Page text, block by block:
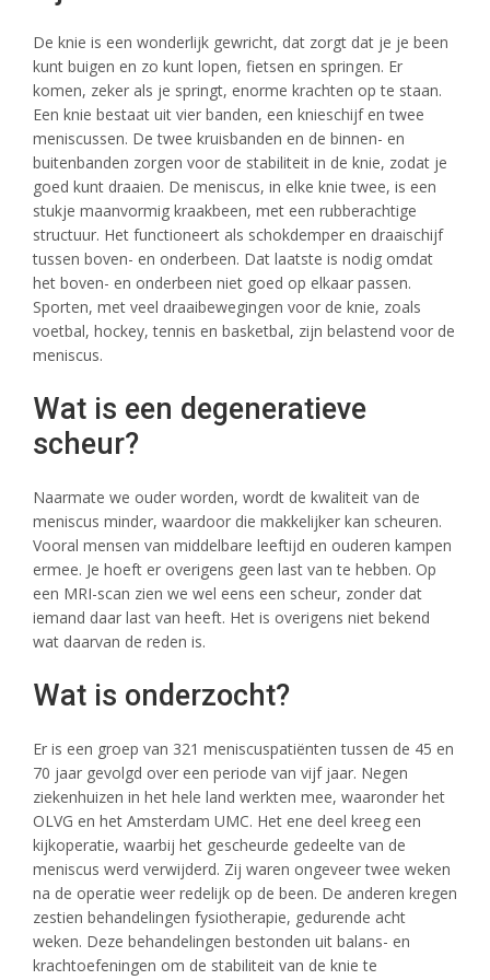
De knie is een wonderlijk gewricht, dat zorgt dat je je been
kunt buigen en zo kunt lopen, fietsen en springen. Er
komen, zeker als je springt, enorme krachten op te staan.
Een knie bestaat uit vier banden, een knieschijf en twee
meniscussen. De twee kruisbanden en de binnen- en
buitenbanden zorgen voor de stabiliteit in de knie, zodat je
goed kunt draaien. De meniscus, in elke knie twee, is een
stukje maanvormig kraakbeen, met een rubberachtige
structuur. Het functioneert als schokdemper en draaischijf
tussen boven- en onderbeen. Dat laatste is nodig omdat
het boven- en onderbeen niet goed op elkaar passen.
Sporten, met veel draaibewegingen voor de knie, zoals
voetbal, hockey, tennis en basketbal, zijn belastend voor de
meniscus.
Wat is een degeneratieve
scheur?
Naarmate we ouder worden, wordt de kwaliteit van de
meniscus minder, waardoor die makkelijker kan scheuren.
Vooral mensen van middelbare leeftijd en ouderen kampen
ermee. Je hoeft er overigens geen last van te hebben. Op
een MRI-scan zien we wel eens een scheur, zonder dat
iemand daar last van heeft. Het is overigens niet bekend
wat daarvan de reden is.
Wat is onderzocht?
Er is een groep van 321 meniscuspatiënten tussen de 45 en
70 jaar gevolgd over een periode van vijf jaar. Negen
ziekenhuizen in het hele land werkten mee, waaronder het
OLVG en het Amsterdam UMC. Het ene deel kreeg een
kijkoperatie, waarbij het gescheurde gedeelte van de
meniscus werd verwijderd. Zij waren ongeveer twee weken
na de operatie weer redelijk op de been. De anderen kregen
zestien behandelingen fysiotherapie, gedurende acht
weken. Deze behandelingen bestonden uit balans- en
krachtoefeningen om de stabiliteit van de knie te